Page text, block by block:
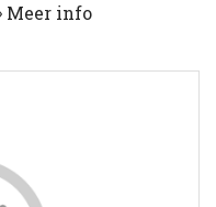
Meer info